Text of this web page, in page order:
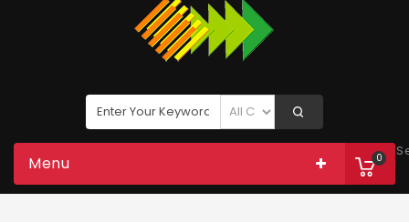
0
Menu